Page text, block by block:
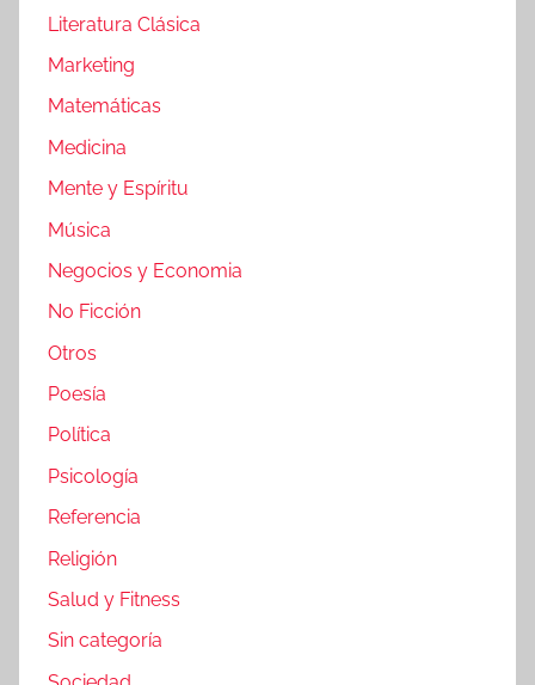
Literatura Clásica
Marketing
Matemáticas
Medicina
Mente y Espíritu
Música
Negocios y Economia
No Ficción
Otros
Poesía
Política
Psicología
Referencia
Religión
Salud y Fitness
Sin categoría